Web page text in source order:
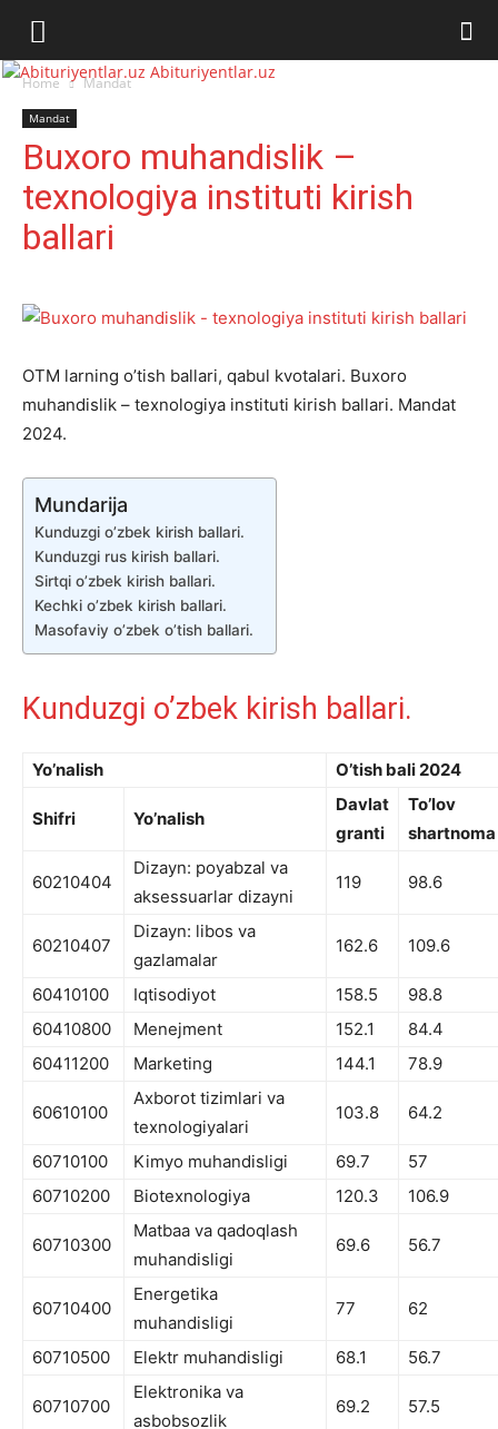
Abituriyentlar.uz
Home Mandat
Mandat
Buxoro muhandislik –
texnologiya instituti kirish
ballari
OTM larning o’tish ballari, qabul kvotalari. Buxoro
muhandislik – texnologiya instituti kirish ballari. Mandat
2024.
Mundarija
Kunduzgi o’zbek kirish ballari.
Kunduzgi rus kirish ballari.
Sirtqi o’zbek kirish ballari.
Kechki o’zbek kirish ballari.
Masofaviy o’zbek o’tish ballari.
Kunduzgi o’zbek kirish ballari.
Yo’nalish O’tish bali 2024
Shifri Yo’nalish
Davlat
granti
To’lov
shartnoma
60210404
Dizayn: poyabzal va
aksessuarlar dizayni
119 98.6
60210407
Dizayn: libos va
gazlamalar
162.6 109.6
60410100 Iqtisodiyot 158.5
98.8
60410800
Menejment 152.1
84.4
60411200
Marketing 144.1 78.9
60610100
Axborot tizimlari va
texnologiyalari
103.8 64.2
60710100 Kimyo muhandisligi 69.7
57
60710200
Biotexnologiya 120.3 106.9
60710300
Matbaa va qadoqlash
muhandisligi
69.6 56.7
60710400
Energetika
muhandisligi
77 62
60710500 Elektr muhandisligi 68.1 56.7
60710700
Elektronika va
asbobsozlik
69.2 57.5